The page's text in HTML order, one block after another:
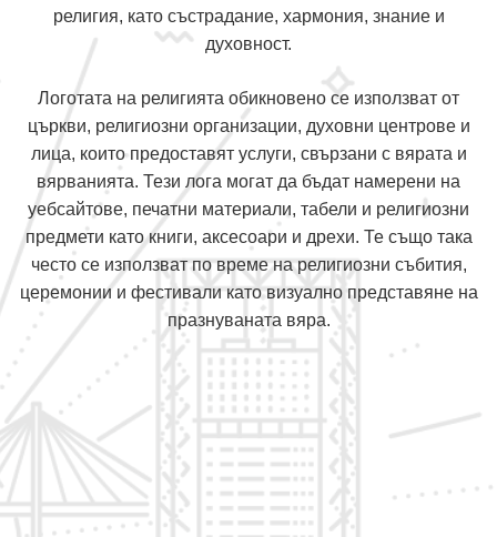
религия, като състрадание, хармония, знание и
духовност.
Логотата на религията обикновено се използват от
църкви, религиозни организации, духовни центрове и
лица, които предоставят услуги, свързани с вярата и
вярванията. Тези лога могат да бъдат намерени на
уебсайтове, печатни материали, табели и религиозни
предмети като книги, аксесоари и дрехи. Те също така
често се използват по време на религиозни събития,
церемонии и фестивали като визуално представяне на
празнуваната вяра.